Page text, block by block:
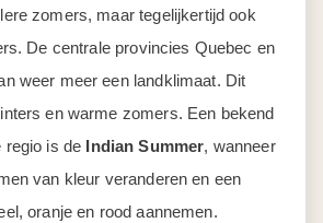
zomers, maar tegelijkertijd ook
De centrale provincies Quebec en
weer meer een landklimaat. Dit
en warme zomers. Een bekend
regio is de Indian Summer, wanneer
van kleur veranderen en een
oranje en rood aannemen.